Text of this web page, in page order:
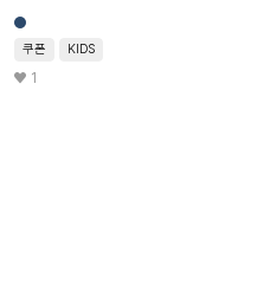
쿠폰 KIDS
1